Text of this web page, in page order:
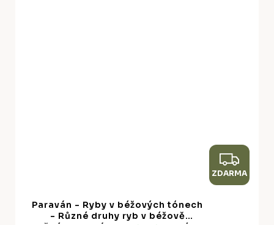
Z
D
ZDARMA
Paraván - Ryby v béžových tónech
- Různé druhy ryb v béžově